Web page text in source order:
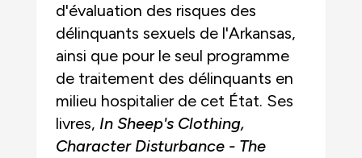
d'évaluation des risques des
délinquants sexuels de l'Arkansas,
ainsi que pour le seul programme
de traitement des délinquants en
milieu hospitalier de cet État. Ses
livres, In Sheep's Clothing,
Character Disturbance - The